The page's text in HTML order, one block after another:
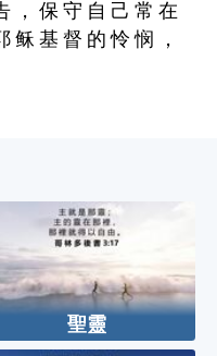
， 保 守 自 己 常 在
稣 基 督 的 怜 悯 ，
聖靈